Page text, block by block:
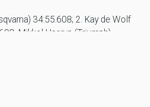
34:55.608; 2. Kay de Wolf
Mikkel Haarup (Triumph)